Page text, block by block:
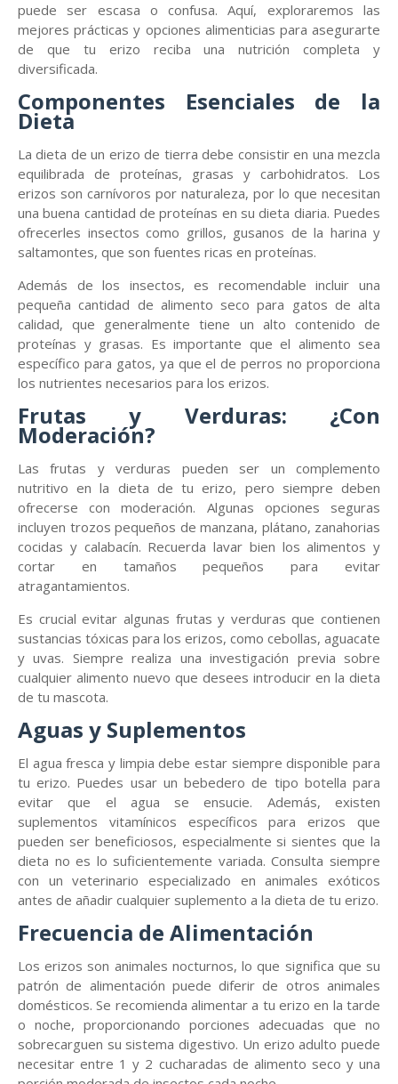
puede ser escasa o confusa. Aquí, exploraremos las
mejores prácticas y opciones alimenticias para asegurarte
de que tu erizo reciba una nutrición completa y
diversificada.
Componentes Esenciales de la
Dieta
La dieta de un erizo de tierra debe consistir en una mezcla
equilibrada de proteínas, grasas y carbohidratos. Los
erizos son carnívoros por naturaleza, por lo que necesitan
una buena cantidad de proteínas en su dieta diaria. Puedes
ofrecerles insectos como grillos, gusanos de la harina y
saltamontes, que son fuentes ricas en proteínas.
Además de los insectos, es recomendable incluir una
pequeña cantidad de alimento seco para gatos de alta
calidad, que generalmente tiene un alto contenido de
proteínas y grasas. Es importante que el alimento sea
específico para gatos, ya que el de perros no proporciona
los nutrientes necesarios para los erizos.
Frutas y Verduras: ¿Con
Moderación?
Las frutas y verduras pueden ser un complemento
nutritivo en la dieta de tu erizo, pero siempre deben
ofrecerse con moderación. Algunas opciones seguras
incluyen trozos pequeños de manzana, plátano, zanahorias
cocidas y calabacín. Recuerda lavar bien los alimentos y
cortar en tamaños pequeños para evitar
atragantamientos.
Es crucial evitar algunas frutas y verduras que contienen
sustancias tóxicas para los erizos, como cebollas, aguacate
y uvas. Siempre realiza una investigación previa sobre
cualquier alimento nuevo que desees introducir en la dieta
de tu mascota.
Aguas y Suplementos
El agua fresca y limpia debe estar siempre disponible para
tu erizo. Puedes usar un bebedero de tipo botella para
evitar que el agua se ensucie. Además, existen
suplementos vitamínicos específicos para erizos que
pueden ser beneficiosos, especialmente si sientes que la
dieta no es lo suficientemente variada. Consulta siempre
con un veterinario especializado en animales exóticos
antes de añadir cualquier suplemento a la dieta de tu erizo.
Frecuencia de Alimentación
Los erizos son animales nocturnos, lo que significa que su
patrón de alimentación puede diferir de otros animales
domésticos. Se recomienda alimentar a tu erizo en la tarde
o noche, proporcionando porciones adecuadas que no
sobrecarguen su sistema digestivo. Un erizo adulto puede
necesitar entre 1 y 2 cucharadas de alimento seco y una